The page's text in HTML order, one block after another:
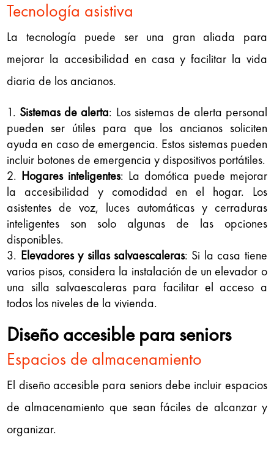
Tecnología asistiva
La tecnología puede ser una gran aliada para
mejorar la accesibilidad en casa y facilitar la vida
diaria de los ancianos.
Sistemas de alerta: Los sistemas de alerta personal
pueden ser útiles para que los ancianos soliciten
ayuda en caso de emergencia. Estos sistemas pueden
incluir botones de emergencia y dispositivos portátiles.
Hogares inteligentes: La domótica puede mejorar
la accesibilidad y comodidad en el hogar. Los
asistentes de voz, luces automáticas y cerraduras
inteligentes son solo algunas de las opciones
disponibles.
Elevadores y sillas salvaescaleras: Si la casa tiene
varios pisos, considera la instalación de un elevador o
una silla salvaescaleras para facilitar el acceso a
todos los niveles de la vivienda.
Diseño accesible para seniors
Espacios de almacenamiento
El diseño accesible para seniors debe incluir espacios
de almacenamiento que sean fáciles de alcanzar y
organizar.